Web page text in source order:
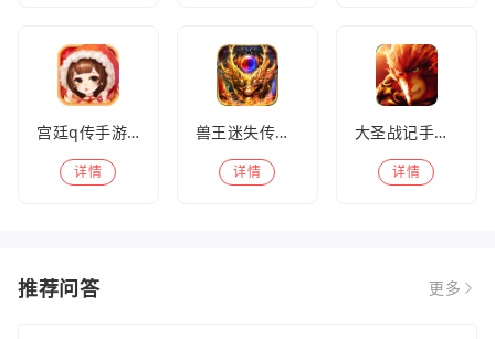
宫廷q传手游百度版
详情
兽王迷失传奇高爆版
详情
大圣战记手游官方版
详情
推荐问答 更多